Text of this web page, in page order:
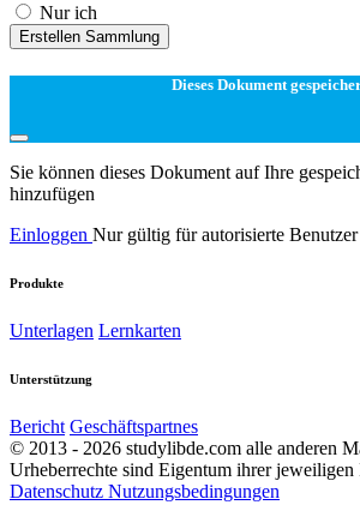
Nur ich
Erstellen Sammlung
Dieses Dokument
Sie können dieses Dokument auf Ihre
hinzufügen
Einloggen Nur gültig für autorisierte Benutzer
Produkte
Unterlagen Lernkarten
Unterstützung
Bericht Geschäftspartnes
© 2013 - 2026 studylibde.com alle anderen
Urheberrechte sind Eigentum ihrer jeweiligen
Datenschutz Nutzungsbedingungen